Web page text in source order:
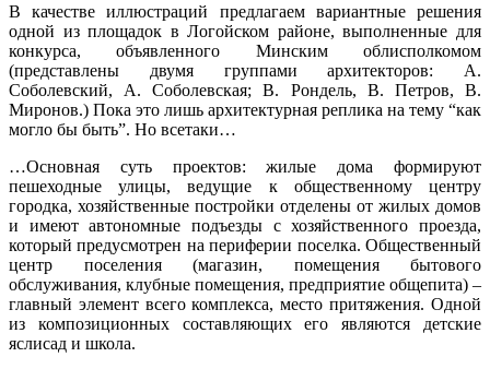
В качестве иллюстраций предлагаем вариантные решения
одной из площадок в Логойском районе, выполненные для
конкурса, объявленного Минским облисполкомом
(представлены двумя группами архитекторов: А.
Соболевский, А. Соболевская; В. Рондель, В. Петров, В.
Миронов.) Пока это лишь архитектурная реплика на тему “как
могло бы быть”. Но все­таки…
…Основная суть проектов: жилые дома формируют
пешеходные улицы, ведущие к общественному центру
городка, хозяйственные постройки отделены от жилых домов
и имеют автономные подъезды с хозяйственного проезда,
который предусмотрен на периферии поселка. Общественный
центр поселения (магазин, помещения бытового
обслуживания, клубные помещения, предприятие общепита) –
главный элемент всего комплекса, место притяжения. Одной
из композиционных составляющих его являются детские
ясли­сад и школа.